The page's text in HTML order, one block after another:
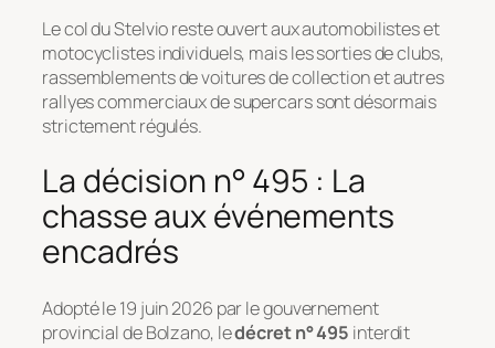
Le col du Stelvio reste ouvert aux automobilistes et
motocyclistes individuels, mais les sorties de clubs,
rassemblements de voitures de collection et autres
rallyes commerciaux de supercars sont désormais
strictement régulés.
La décision n° 495 : La
chasse aux événements
encadrés
Adopté le 19 juin 2026 par le gouvernement
provincial de Bolzano, ledécret n° 495 interdit